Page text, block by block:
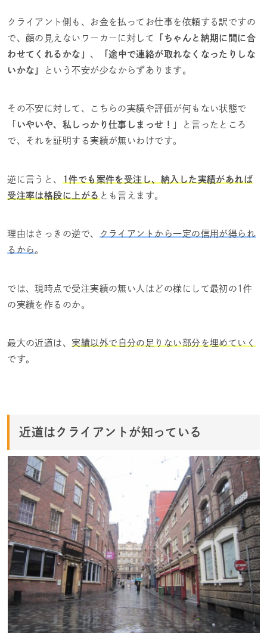
クライアント側も、お金を払ってお仕事を依頼する訳ですの
で、顔の見えないワーカーに対して
「ちゃんと納期に間に合
わせてくれるかな」 、
「途中で連絡が取れなくなったりしな
いかな」
という不安が少なからずあります。
その不安に対して、こちらの実績や評価が何もない状態で
いやいや、私しっかり仕事しまっせ！
」と言ったところ
で、それを証明する実績が無いわけです。
逆に言うと、
1件でも案件を受注し、納入した実績があれば
受注率は格段に上がる とも言えます。
理由はさっきの逆で、
クライアントから一定の信用が得られ
るから 。
では、現時点で受注実績の無い人はどの様にして最初の1件
の実績を作るのか。
最大の近道は、実績以外で自分の足りない部分を埋めていく
です。
近道はクライアントが知っている